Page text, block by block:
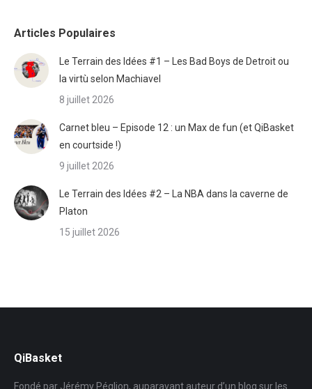
Articles Populaires
Le Terrain des Idées #1 – Les Bad Boys de Detroit ou
la virtù selon Machiavel
8 juillet 2026
Carnet bleu – Episode 12 : un Max de fun (et QiBasket
en courtside !)
9 juillet 2026
Le Terrain des Idées #2 – La NBA dans la caverne de
Platon
15 juillet 2026
QiBasket
Fondé par Jérémy Péglion, auparavant auteur d’un blog sur les